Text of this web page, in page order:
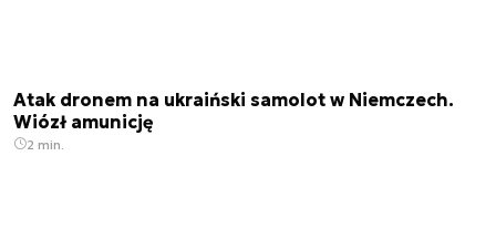
Atak dronem na ukraiński samolot w Niemczech.
Wiózł amunicję
2 min.